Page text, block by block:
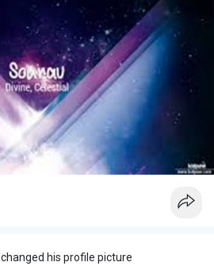
changed his profile picture